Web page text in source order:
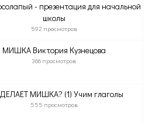
- презентация для начальной
школы
592 просмотров
МИШКА Виктория Кузнецова
366 просмотров
МИШКА? (1) Учим глаголы
555 просмотров